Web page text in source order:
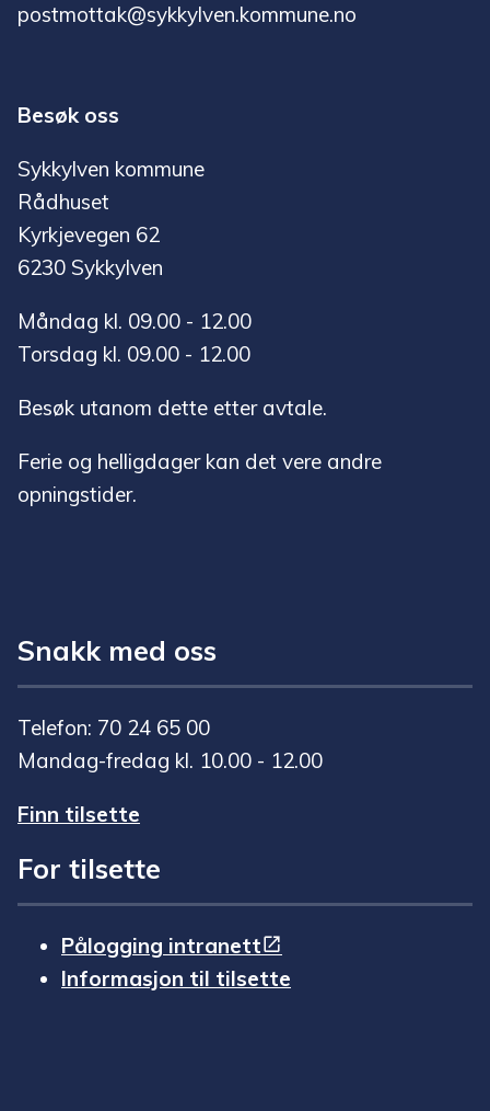
postmottak@sykkylven.kommune.no
Besøk oss
Sykkylven kommune
Rådhuset
Kyrkjevegen 62
6230 Sykkylven
Måndag kl. 09.00 - 12.00
Torsdag kl. 09.00 - 12.00
Besøk utanom dette etter avtale.
Ferie og helligdager kan det vere andre
opningstider.
Snakk med oss
Telefon: 70 24 65 00
Mandag-fredag kl. 10.00 - 12.00
Finn tilsette
For tilsette
Pålogging intranett
Informasjon til tilsette